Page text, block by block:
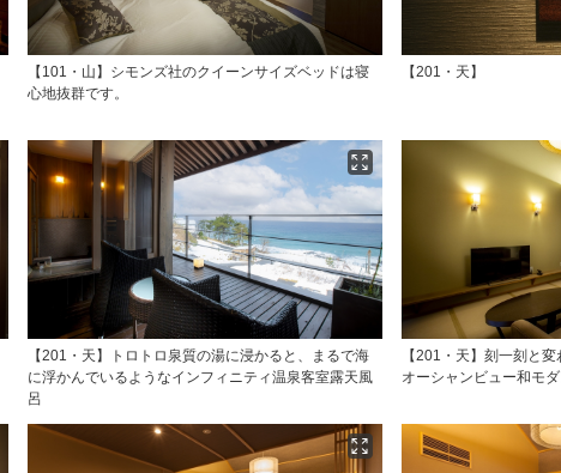
【101・山】シモンズ社のクイーンサイズベッドは寝
心地抜群です。
【201・天】
【201・天】トロトロ泉質の湯に浸かると、まるで海
に浮かんでいるようなインフィニティ温泉客室露天風
呂
【201・天】刻一刻と
オーシャンビュー和モ